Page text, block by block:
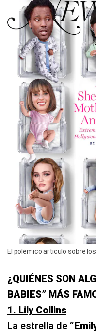
El polémico artículo sobre
¿QUIÉNES SON
BABIES” MÁS
1. Lily Collins
La estrella de